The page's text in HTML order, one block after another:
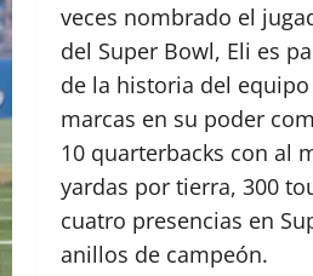
veces nombrado el
del Super Bowl, Eli es
de la historia del
marcas en su poder
10 quarterbacks con al
yardas por tierra, 300
cuatro presencias en
anillos de campeón.